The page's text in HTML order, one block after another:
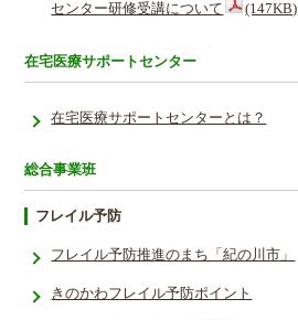
センター研修受講について
(147KB)
在宅医療サポートセンター
在宅医療サポートセンターとは？
総合事業班
フレイル予防
フレイル予防推進のまち「紀の川市」
きのかわフレイル予防ポイント